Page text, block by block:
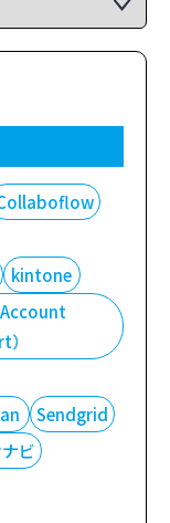
kintone
Sendgrid
ビ